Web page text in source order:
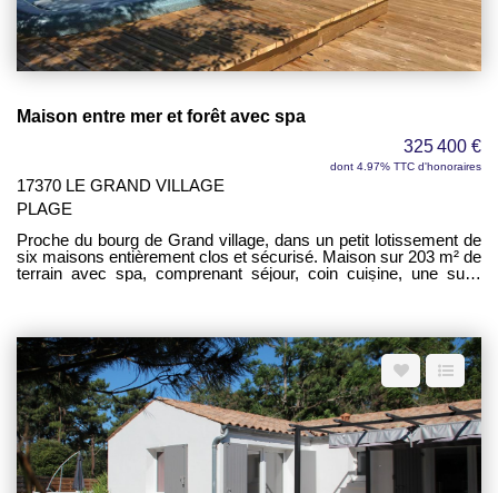
Maison entre mer et forêt avec spa
325 400 €
dont 4.97% TTC d'honoraires
17370 LE GRAND VILLAGE
PLAGE
Proche du bourg de Grand village, dans un petit lotissement de
six maisons entièrement clos et sécurisé. Maison sur 203 m² de
terrain avec spa, comprenant séjour, coin cuisine, une suite